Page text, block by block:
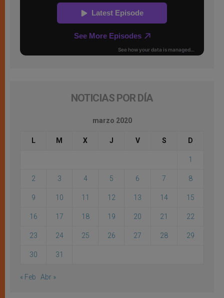
NOTICIAS POR DÍA
marzo 2020
L M X J V S D
1
2 3 4 5 6 7 8
9 10 11 12 13 14 15
16 17 18 19 20 21 22
23 24 25 26 27 28 29
30 31
« Feb Abr »